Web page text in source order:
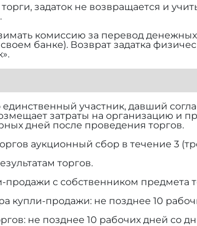
задаток не возвращается и
комиссию за перевод
банке). Возврат задатка
участник, давший
затраты на организацию и
дней после проведения торгов.
аукционный сбор в течение 3
торгов.
продажи с собственником предмета
купли-продажи: не позднее 10
не позднее 10 рабочих дней со